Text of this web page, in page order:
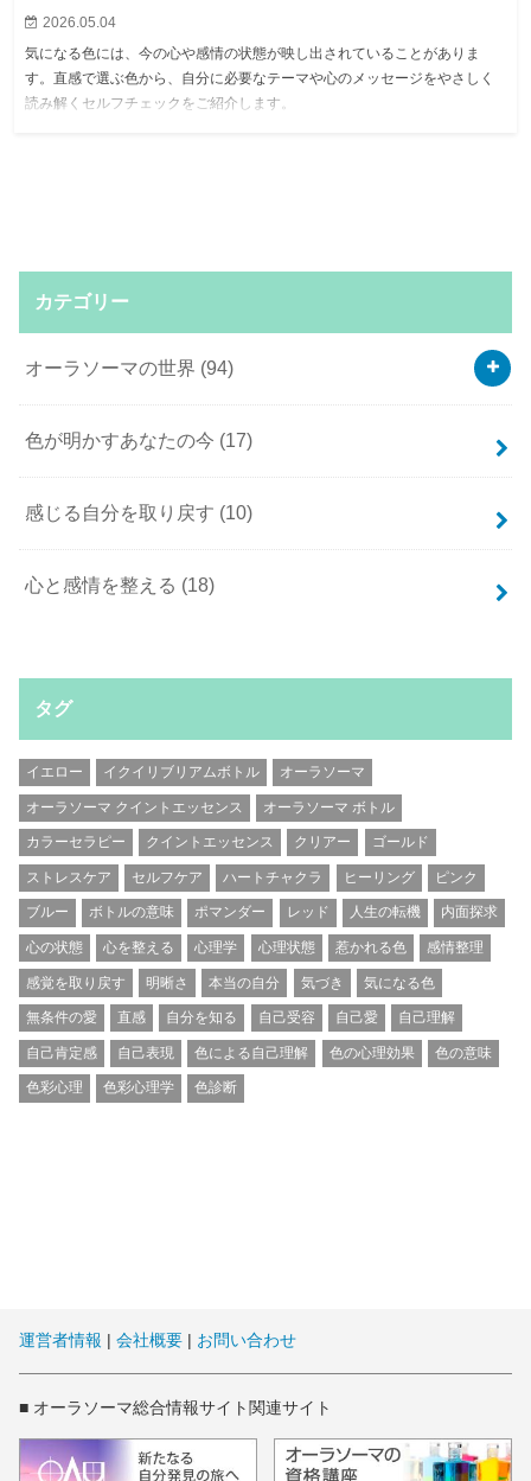
2026.05.04
気になる色には、今の心や感情の状態が映し出されていることがありま
す。直感で選ぶ色から、自分に必要なテーマや心のメッセージをやさしく
読み解くセルフチェックをご紹介します。
カテゴリー
オーラソーマの世界 (94)
色が明かすあなたの今 (17)
感じる自分を取り戻す (10)
心と感情を整える (18)
タグ
イエロー イクイリブリアムボトル オーラソーマ
オーラソーマ クイントエッセンス オーラソーマ ボトル
カラーセラピー クイントエッセンス クリアー ゴールド
ストレスケア セルフケア ハートチャクラ ヒーリング ピンク
ブルー ボトルの意味 ポマンダー レッド 人生の転機 内面探求
心の状態 心を整える 心理学 心理状態 惹かれる色 感情整理
感覚を取り戻す 明晰さ 本当の自分 気づき 気になる色
無条件の愛 直感 自分を知る 自己受容 自己愛 自己理解
自己肯定感 自己表現 色による自己理解 色の心理効果 色の意味
色彩心理 色彩心理学 色診断
運営者情報 | 会社概要 | お問い合わせ
■ オーラソーマ総合情報サイト関連サイト